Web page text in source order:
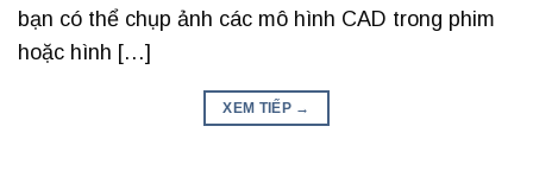
bạn có thể chụp ảnh các mô hình CAD trong phim
hoặc hình […]
XEM TIẾP →